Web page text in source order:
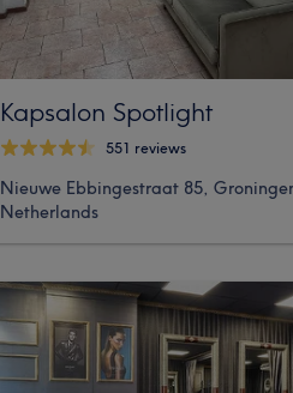
Kapsalon Spotlight
551 reviews
Nieuwe Ebbingestraat 85,
Netherlands